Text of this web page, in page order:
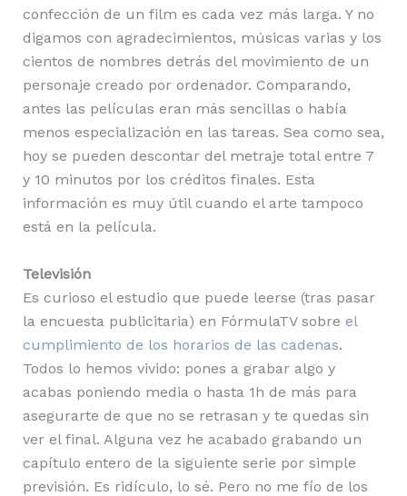
confección de un film es cada vez más larga. Y no
digamos con agradecimientos, músicas varias y los
cientos de nombres detrás del movimiento de un
personaje creado por ordenador. Comparando,
antes las películas eran más sencillas o había
menos especialización en las tareas. Sea como sea,
hoy se pueden descontar del metraje total entre 7
y 10 minutos por los créditos finales. Esta
información es muy útil cuando el arte tampoco
está en la película.
Televisión
Es curioso el estudio que puede leerse (tras pasar
la encuesta publicitaria) en FórmulaTV sobre el
cumplimiento de los horarios de las cadenas.
Todos lo hemos vivido: pones a grabar algo y
acabas poniendo media o hasta 1h de más para
asegurarte de que no se retrasan y te quedas sin
ver el final. Alguna vez he acabado grabando un
capítulo entero de la siguiente serie por simple
previsión. Es ridículo, lo sé. Pero no me fío de los